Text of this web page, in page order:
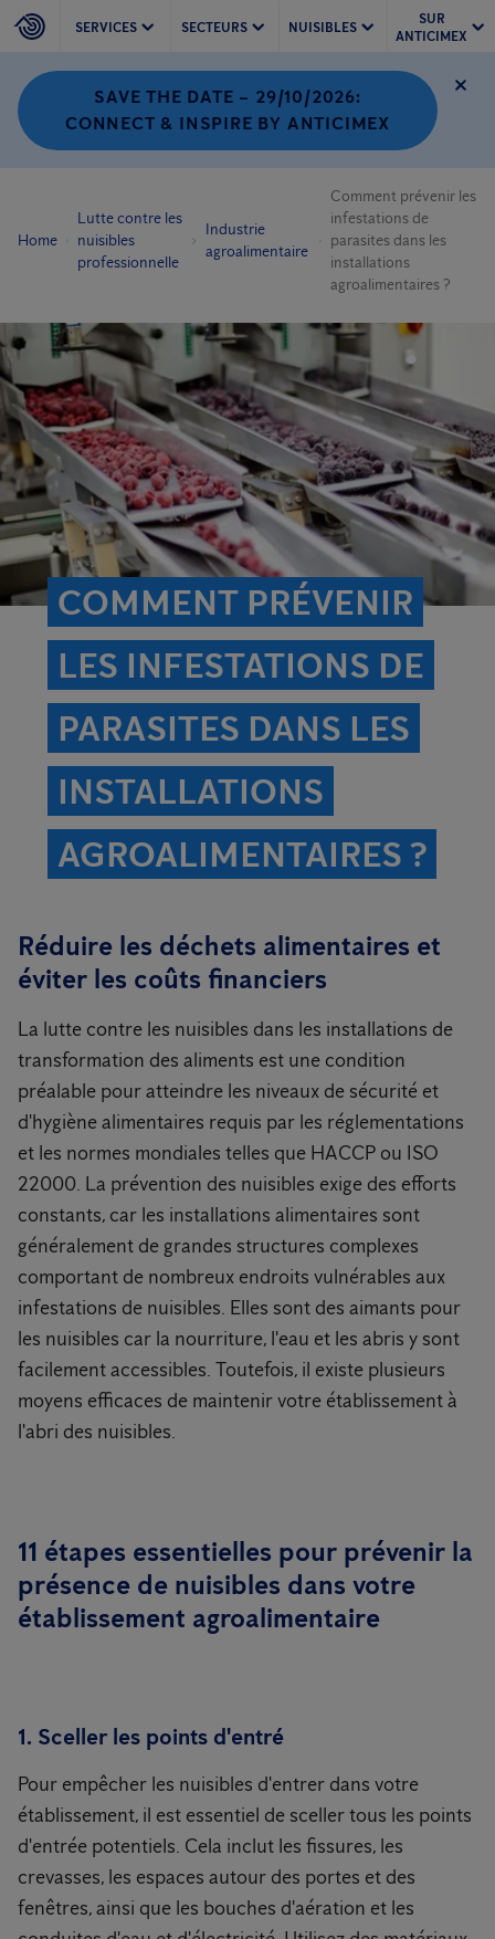
SERVICES SECTEURS NUISIBLES
SUR
ANTICIMEX
SAVE THE DATE – 29/10/2026:
CONNECT & INSPIRE BY ANTICIMEX
Home
Lutte contre les
nuisibles
professionnelle
Industrie
agroalimentaire
Comment prévenir les
infestations de
parasites dans les
installations
agroalimentaires ?
COMMENT PRÉVENIR
LES INFESTATIONS DE
PARASITES DANS LES
INSTALLATIONS
AGROALIMENTAIRES ?
Réduire les déchets alimentaires et
éviter les coûts financiers
La lutte contre les nuisibles dans les installations de
transformation des aliments est une condition
préalable pour atteindre les niveaux de sécurité et
d'hygiène alimentaires requis par les réglementations
et les normes mondiales telles que HACCP ou ISO
22000. La prévention des nuisibles exige des efforts
constants, car les installations alimentaires sont
généralement de grandes structures complexes
comportant de nombreux endroits vulnérables aux
infestations de nuisibles. Elles sont des aimants pour
les nuisibles car la nourriture, l'eau et les abris y sont
facilement accessibles. Toutefois, il existe plusieurs
moyens efficaces de maintenir votre établissement à
l'abri des nuisibles.
11 étapes essentielles pour prévenir la
présence de nuisibles dans votre
établissement agroalimentaire
1. Sceller les points d'entré
Pour empêcher les nuisibles d'entrer dans votre
établissement, il est essentiel de sceller tous les points
d'entrée potentiels. Cela inclut les fissures, les
crevasses, les espaces autour des portes et des
fenêtres, ainsi que les bouches d'aération et les